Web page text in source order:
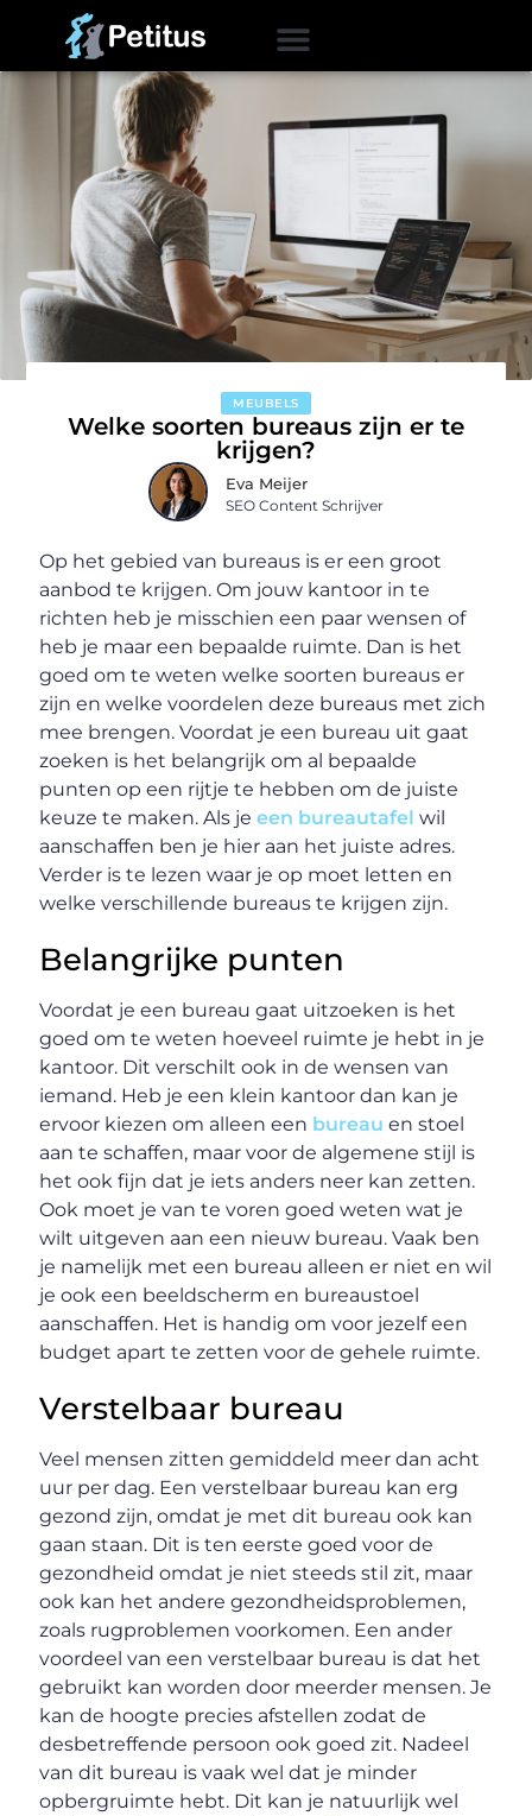
MEUBELS
Welke soorten bureaus zijn er te
krijgen?
Eva Meijer
SEO Content Schrijver
Op het gebied van bureaus is er een groot
aanbod te krijgen. Om jouw kantoor in te
richten heb je misschien een paar wensen of
heb je maar een bepaalde ruimte. Dan is het
goed om te weten welke soorten bureaus er
zijn en welke voordelen deze bureaus met zich
mee brengen. Voordat je een bureau uit gaat
zoeken is het belangrijk om al bepaalde
punten op een rijtje te hebben om de juiste
keuze te maken. Als jeeen bureautafel wil
aanschaffen ben je hier aan het juiste adres.
Verder is te lezen waar je op moet letten en
welke verschillende bureaus te krijgen zijn.
Belangrijke punten
Voordat je een bureau gaat uitzoeken is het
goed om te weten hoeveel ruimte je hebt in je
kantoor. Dit verschilt ook in de wensen van
iemand. Heb je een klein kantoor dan kan je
ervoor kiezen om alleen een bureau en stoel
aan te schaffen, maar voor de algemene stijl is
het ook fijn dat je iets anders neer kan zetten.
Ook moet je van te voren goed weten wat je
wilt uitgeven aan een nieuw bureau. Vaak ben
je namelijk met een bureau alleen er niet en wil
je ook een beeldscherm en bureaustoel
aanschaffen. Het is handig om voor jezelf een
budget apart te zetten voor de gehele ruimte.
Verstelbaar bureau
Veel mensen zitten gemiddeld meer dan acht
uur per dag. Een verstelbaar bureau kan erg
gezond zijn, omdat je met dit bureau ook kan
gaan staan. Dit is ten eerste goed voor de
gezondheid omdat je niet steeds stil zit, maar
ook kan het andere gezondheidsproblemen,
zoals rugproblemen voorkomen. Een ander
voordeel van een verstelbaar bureau is dat het
gebruikt kan worden door meerder mensen. Je
kan de hoogte precies afstellen zodat de
desbetreffende persoon ook goed zit. Nadeel
van dit bureau is vaak wel dat je minder
opbergruimte hebt. Dit kan je natuurlijk wel